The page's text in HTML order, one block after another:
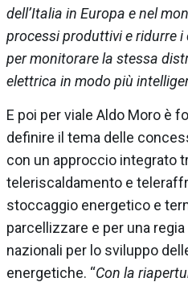
dell’Italia in Europa e nel
processi produttivi e ridurre
per monitorare la stessa
elettrica in modo più
E poi per viale Aldo Moro è
definire il tema delle
con un approccio integrato
teleriscaldamento e
stoccaggio energetico e
parcellizzare e per una
nazionali per lo sviluppo
energetiche. “Con la